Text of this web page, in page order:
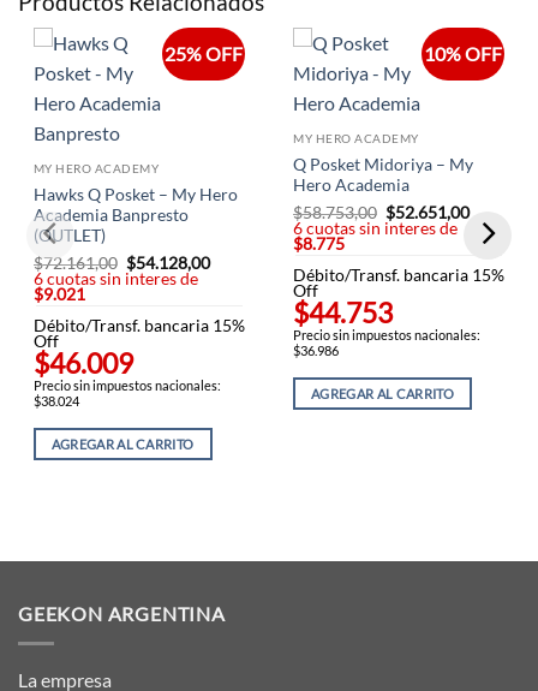
25% OFF
MY HERO ACADEMY
Hawks Q Posket – My Hero
Academia Banpresto
(OUTLET)
$72.161,00 El
precio
$72.161,00.
$54.128,00El
$54.128,00.
6 cuotas sin interes de
$9.021
Débito/Transf. bancaria 15%
Off
$46.009
Precio sin impuestos nacionales:
$38.024
AGREGAR AL CARRITO
10% OFF
MY HERO ACADEMY
Q Posket Midoriya – My
Hero Academia
$58.753,00 El
precio
$58.753,00.
$52.651,00El
precio
actual
6 cuotas sin interes de
$8.775
Débito/Transf. bancaria 15%
Off
$44.753
Precio sin impuestos nacionales:
$36.986
AGREGAR AL CARRITO
GEEKON ARGENTINA
La empresa